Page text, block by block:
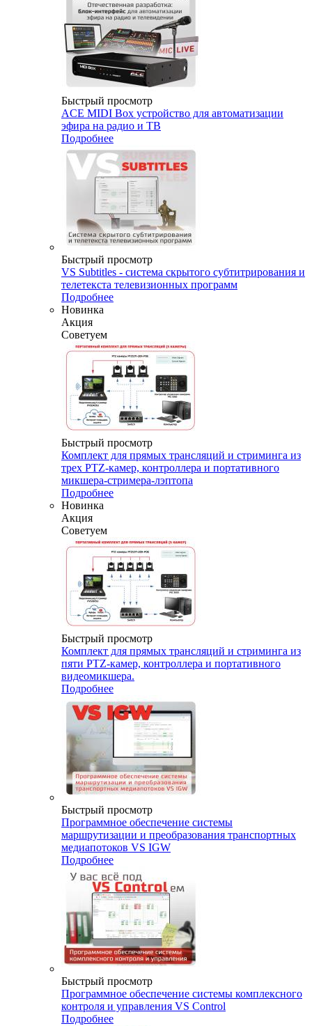
Быстрый просмотр
ACE MIDI Box устройство для автоматизации
эфира на радио и ТВ
Подробнее
Быстрый просмотр
VS Subtitles - система скрытого субтитрирования и
телетекста телевизионных программ
Подробнее
Новинка
Акция
Советуем
Быстрый просмотр
Комплект для прямых трансляций и стриминга из
трех PTZ-камер, контроллера и портативного
микшера-стримера-лэптопа
Подробнее
Новинка
Акция
Советуем
Быстрый просмотр
Комплект для прямых трансляций и стриминга из
пяти PTZ-камер, контроллера и портативного
видеомикшера.
Подробнее
Быстрый просмотр
Программное обеспечение системы
маршрутизации и преобразования транспортных
медиапотоков VS IGW
Подробнее
Быстрый просмотр
Программное обеспечение системы комплексного
контроля и управления VS Control
Подробнее